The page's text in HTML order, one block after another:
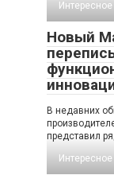
Интересное
Новый
В недавних
представил
Интересное